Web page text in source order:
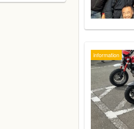
information